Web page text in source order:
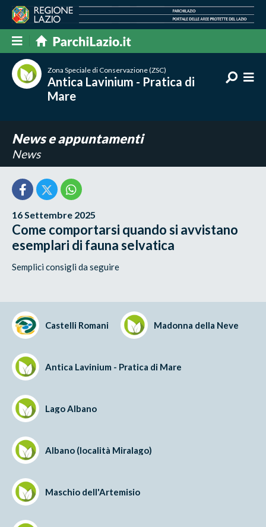
Zona Speciale di Conservazione (ZSC)
Antica Lavinium - Pratica di
Mare
News e appuntamenti
News
16 Settembre 2025
Come comportarsi quando si avvistano
esemplari di fauna selvatica
Semplici consigli da seguire
Castelli Romani Madonna della Neve
Antica Lavinium - Pratica di Mare
Lago Albano
Albano (località Miralago)
Maschio dell'Artemisio